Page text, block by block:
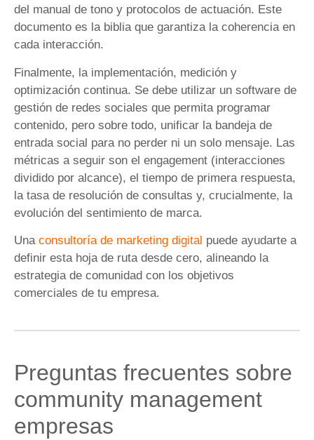
del manual de tono y protocolos de actuación. Este
documento es la biblia que garantiza la coherencia en
cada interacción.
Finalmente, la implementación, medición y
optimización continua. Se debe utilizar un software de
gestión de redes sociales que permita programar
contenido, pero sobre todo, unificar la bandeja de
entrada social para no perder ni un solo mensaje. Las
métricas a seguir son el engagement (interacciones
dividido por alcance), el tiempo de primera respuesta,
la tasa de resolución de consultas y, crucialmente, la
evolución del sentimiento de marca.
Una consultoría de marketing digital puede ayudarte a
definir esta hoja de ruta desde cero, alineando la
estrategia de comunidad con los objetivos
comerciales de tu empresa.
Preguntas frecuentes sobre
community management
empresas